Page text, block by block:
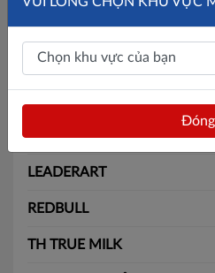
SOLITE
BÃI BẰNG
BATOS
LEADERART
REDBULL
TH TRUE MILK
Đóng